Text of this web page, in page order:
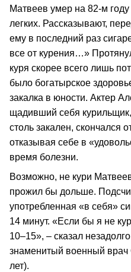
Матвеев умер на 82-м
легких. Рассказывают,
ему в последний раз
все от курения…»
куря скорее всего лишь
было богатырское
закалка в юности. Актер
щадивший себя
столь закален, скончался
отказывая себе в
время болезни.
Возможно, не кури
прожил бы дольше.
употребленная «в себя»
14 минут. «Если бы я не
10–15», – сказал
знаменитый военный врач
лет).